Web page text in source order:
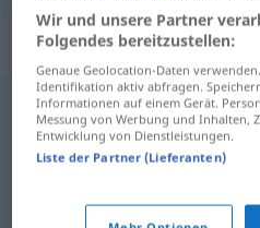
Synonyme für
Essenz,Auszug,Tinktur,
Wir und unsere Partner
Folgendes bereitzustellen:
Genaue Geolocation-Daten
Identifikation aktiv abfragen.
Informationen auf einem Gerät.
Messung von Werbung und Inhalten,
Entwicklung von Dienstleistungen.
Liste der Partner (Lieferanten)